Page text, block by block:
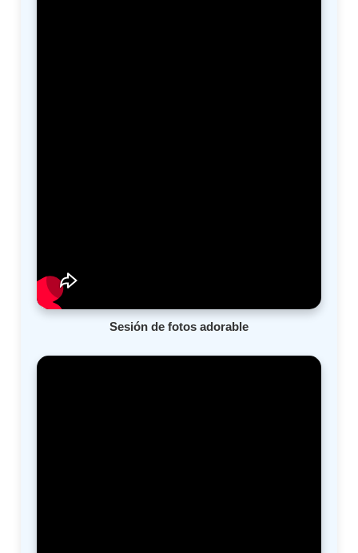
Sesión de fotos adorable